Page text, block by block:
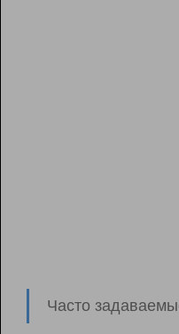
Часто